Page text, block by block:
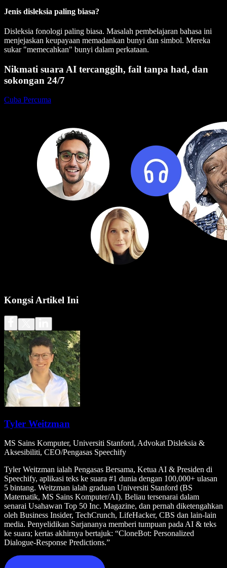
Jenis disleksia paling biasa?
Disleksia fonologi paling biasa. Masalah pembelajaran bahasa ini
menjejaskan keupayaan memadankan bunyi dan simbol. Mereka
sukar "memecahkan" bunyi dalam perkataan.
Nikmati suara AI tercanggih, fail tanpa had, dan
sokongan 24/7
Cuba Percuma
Kongsi Artikel Ini
Tyler Weitzman
MS Sains Komputer, Universiti Stanford, Advokat Disleksia &
Aksesibiliti, CEO/Pengasas Speechify
Tyler Weitzman ialah Pengasas Bersama, Ketua AI & Presiden di
Speechify, aplikasi teks ke suara #1 dunia dengan 100,000+ ulasan
5 bintang. Weitzman ialah graduan Universiti Stanford (BS
Matematik, MS Sains Komputer/AI). Beliau tersenarai dalam
senarai Usahawan Top 50 Inc. Magazine, dan pernah diketengahkan
oleh Business Insider, TechCrunch, LifeHacker, CBS dan lain-lain
media. Penyelidikan Sarjananya memberi tumpuan pada AI & teks
ke suara; kertas akhirnya bertajuk: “CloneBot: Personalized
Dialogue-Response Predictions.”